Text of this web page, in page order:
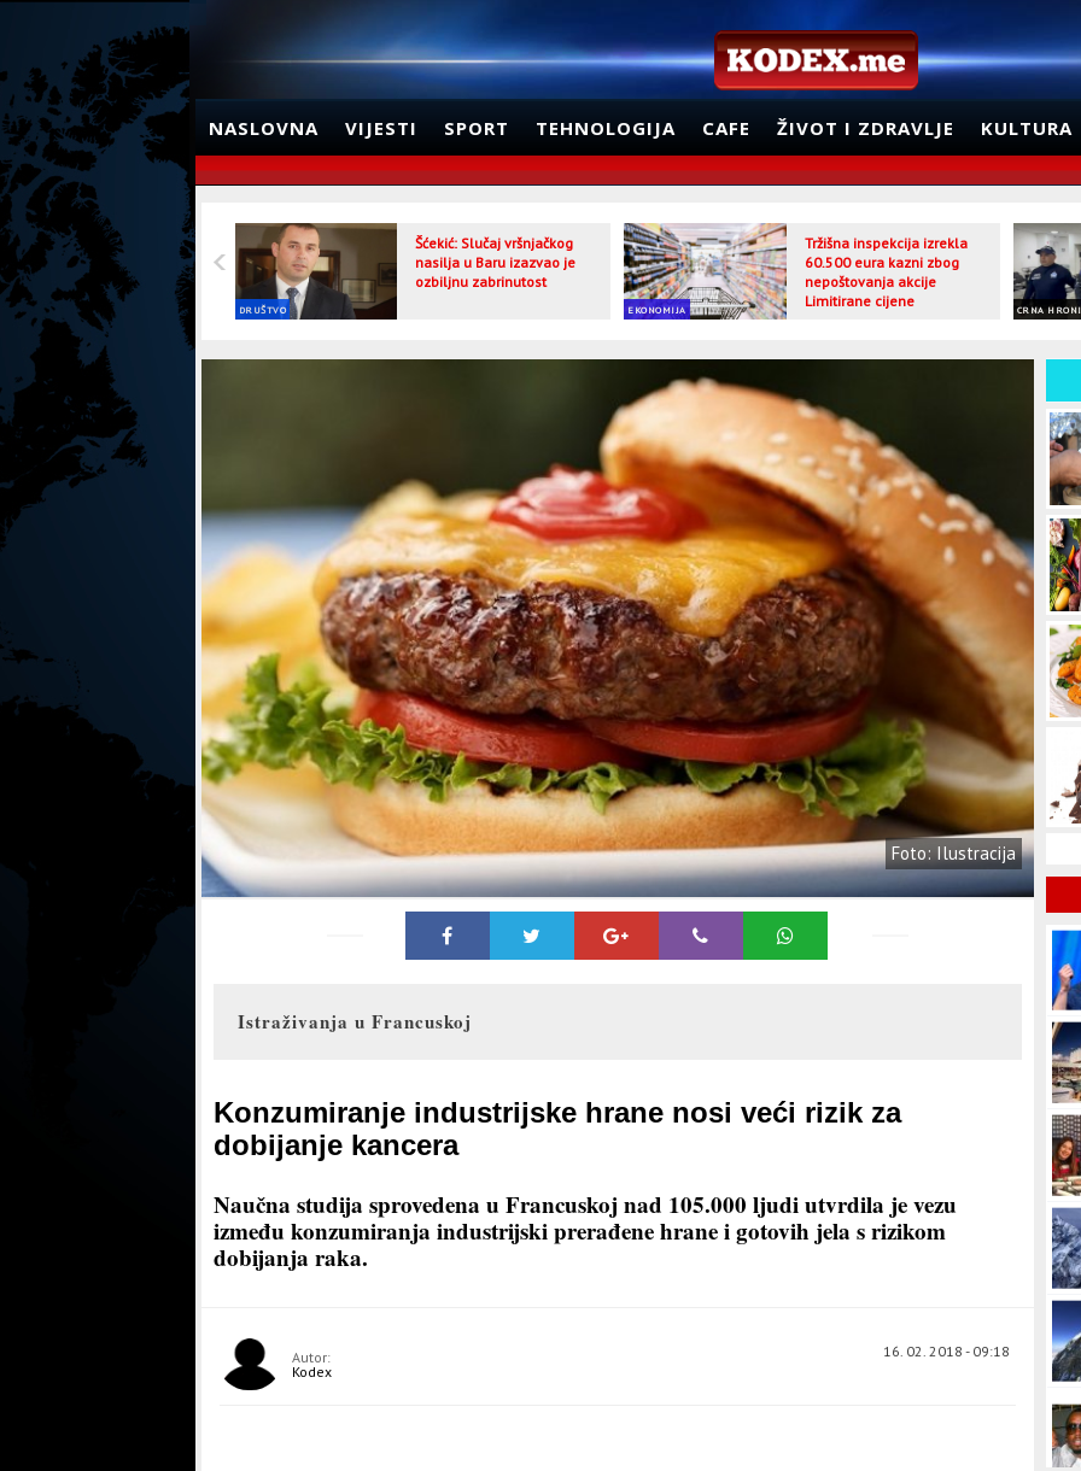
NASLOVNA VIJESTI SPORT TEHNOLOGIJA CAFE ŽIVOT I ZDRAVLJE KULTURA
DRUŠTVO
Šćekić: Slučaj vršnjačkog
nasilja u Baru izazvao je
ozbiljnu zabrinutost
EKONOMIJA
Tržišna inspekcija izrekla
60.500 eura kazni zbog
nepoštovanja akcije
Limitirane cijene
CRNA
Foto: Ilustracija
Istraživanja u Francuskoj
Konzumiranje industrijske hrane nosi veći rizik za
dobijanje kancera
Naučna studija sprovedena u Francuskoj nad 105.000 ljudi utvrdila je vezu
između konzumiranja industrijski prerađene hrane i gotovih jela s rizikom
dobijanja raka.
16. 02. 2018 - 09:18
Autor:
Kodex